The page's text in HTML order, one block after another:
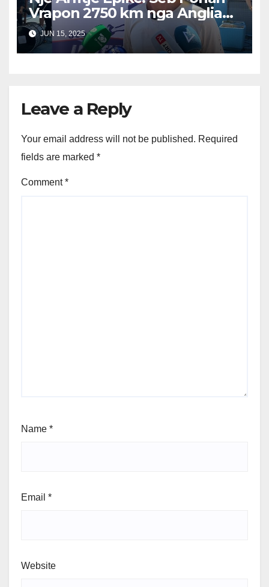
Vrapon 2750 km nga Anglia
në Shqipëri në Kujtim të
Babait të Tij
JUN 15, 2025
Leave a Reply
Your email address will not be published. Required
fields are marked *
Comment*
Name *
Email *
Website